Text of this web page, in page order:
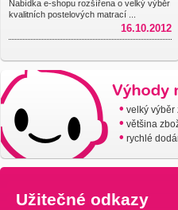
Nabídka e-shopu rozšířena o velký výběr
kvalitních postelových matrací ...
16.10.2012
• velký výběr
• většina
• rychlé
Užitečné odkazy